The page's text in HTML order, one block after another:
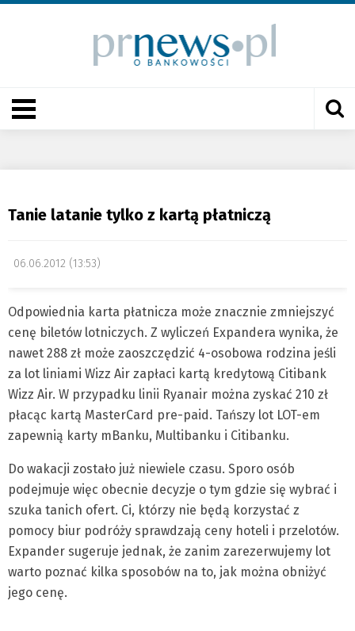
Tanie latanie tylko z kartą płatniczą
06.06.2012 (13:53)
Odpowiednia karta płatnicza może znacznie zmniejszyć
cenę biletów lotniczych. Z wyliczeń Expandera wynika, że
nawet 288 zł może zaoszczędzić 4-osobowa rodzina jeśli
za lot liniami Wizz Air zapłaci kartą kredytową Citibank
Wizz Air. W przypadku linii Ryanair można zyskać 210 zł
płacąc kartą MasterCard pre-paid. Tańszy lot LOT-em
zapewnią karty mBanku, Multibanku i Citibanku.
Do wakacji zostało już niewiele czasu. Sporo osób
podejmuje więc obecnie decyzje o tym gdzie się wybrać i
szuka tanich ofert. Ci, którzy nie będą korzystać z
pomocy biur podróży sprawdzają ceny hoteli i przelotów.
Expander sugeruje jednak, że zanim zarezerwujemy lot
warto poznać kilka sposobów na to, jak można obniżyć
jego cenę.